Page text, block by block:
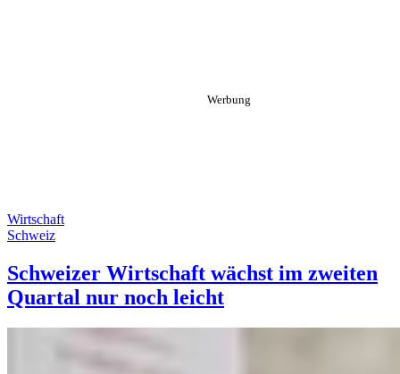
Wirtschaft
Schweiz
Schweizer Wirtschaft wächst im zweiten
Quartal nur noch leicht